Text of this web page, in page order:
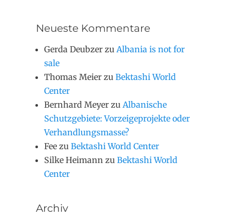
Neueste Kommentare
Gerda Deubzer zu Albania is not for
sale
Thomas Meier zu Bektashi World
Center
Bernhard Meyer zu Albanische
Schutzgebiete: Vorzeigeprojekte oder
Verhandlungsmasse?
Fee zu Bektashi World Center
Silke Heimann zu Bektashi World
Center
Archiv